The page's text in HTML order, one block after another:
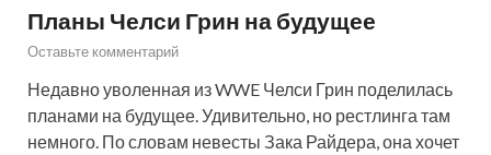
Планы Челси Грин на будущее
Оставьте комментарий
Недавно уволенная из WWE Челси Грин поделилась
планами на будущее. Удивительно, но рестлинга там
немного. По словам невесты Зака Райдера, она хочет